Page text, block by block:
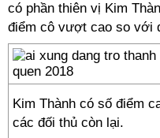
có phần thiên vị Kim
điểm cô vượt cao so với
Kim Thành có số điểm
các đối thủ còn lại.